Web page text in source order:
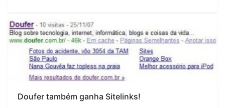
Doufer também ganha Sitelinks!